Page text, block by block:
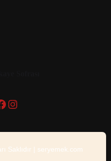
Instagram
Saklıdır | seryemek.com